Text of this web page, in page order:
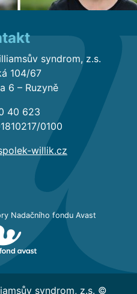
syndrom, z.s.
104/67
6 – Ruzyně
40 623
0100
willik.cz
Nadačního fondu Avast
syndrom, z.s. ©